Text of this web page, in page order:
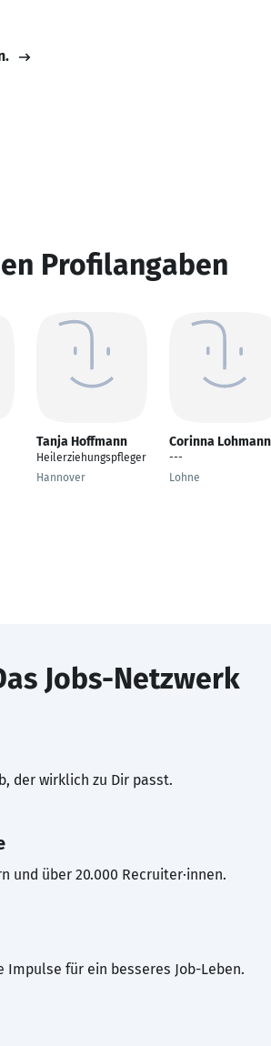
Profilangaben
Tanja Hoffmann
Heilerziehungspfleger
Hannover
Corinna Lohmann
---
Lohne
Jobs-Netzwerk
der wirklich zu Dir passt.
und über 20.000 Recruiter·innen.
für ein besseres Job-Leben.